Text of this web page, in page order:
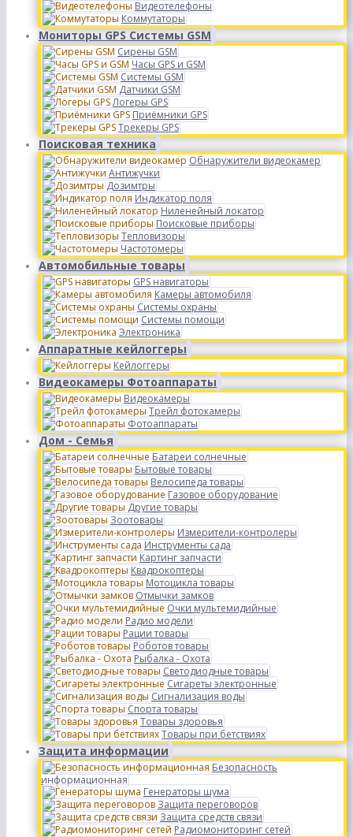
Видеотелефоны
Коммутаторы
Мониторы GPS Системы GSM
Сирены GSM
Часы GPS и GSM
Системы GSM
Датчики GSM
Логеры GPS
Приёмники GPS
Трекеры GPS
Поисковая техника
Обнаружители видеокамер
Антижучки
Дозимтры
Индикатор поля
Ниленейный локатор
Поисковые приборы
Тепловизоры
Частотомеры
Автомобильные товары
GPS навигаторы
Камеры автомобиля
Системы охраны
Системы помощи
Электроника
Аппаратные кейлоггеры
Кейлоггеры
Видеокамеры Фотоаппараты
Видеокамеры
Трейл фотокамеры
Фотоаппараты
Дом - Семья
Батареи солнечные
Бытовые товары
Велосипеда товары
Газовое оборудование
Другие товары
Зоотовары
Измерители-контролеры
Инструменты сада
Картинг запчасти
Квадрокоптеры
Мотоцикла товары
Отмычки замков
Очки мультемидийные
Радио модели
Рации товары
Роботов товары
Рыбалка - Охота
Светодиодные товары
Сигареты электронные
Сигнализация воды
Спорта товары
Товары здоровья
Товары при бетствиях
Защита информации
Безопасность
информационная
Генераторы шума
Защита переговоров
Защита средств связи
Радиомониторинг сетей